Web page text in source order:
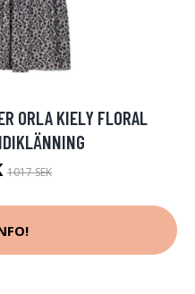
ORLA KIELY FLORAL
1017 SEK